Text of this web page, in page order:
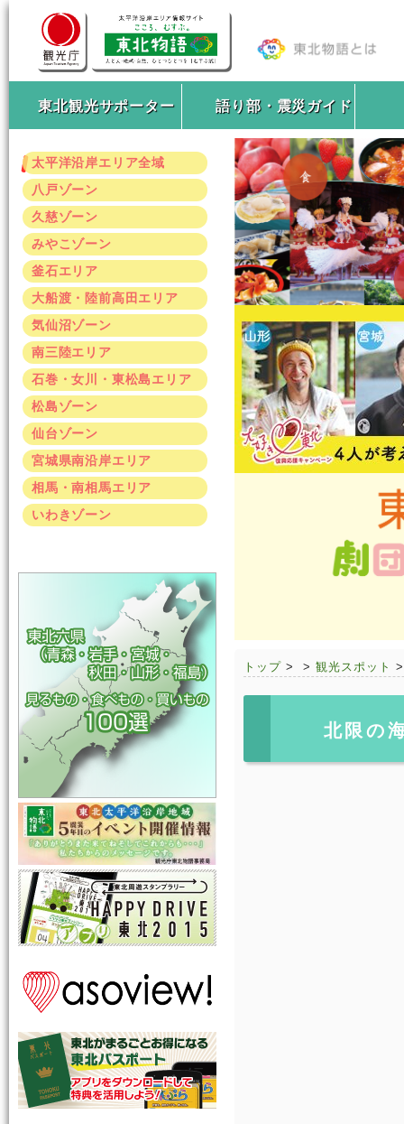
東北観光サポーター 語り部・震災ガイド
太平洋沿岸エリア全域
八戸ゾーン
久慈ゾーン
みやこゾーン
釜石エリア
大船渡・陸前高田エリア
気仙沼ゾーン
南三陸エリア
石巻・女川・東松島エリア
松島ゾーン
仙台ゾーン
宮城県南沿岸エリア
相馬・南相馬エリア
いわきゾーン
トップ > > 観光スポット
北限の